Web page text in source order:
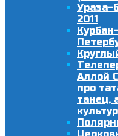
Ураза-
2011
Аллой
про
танец,